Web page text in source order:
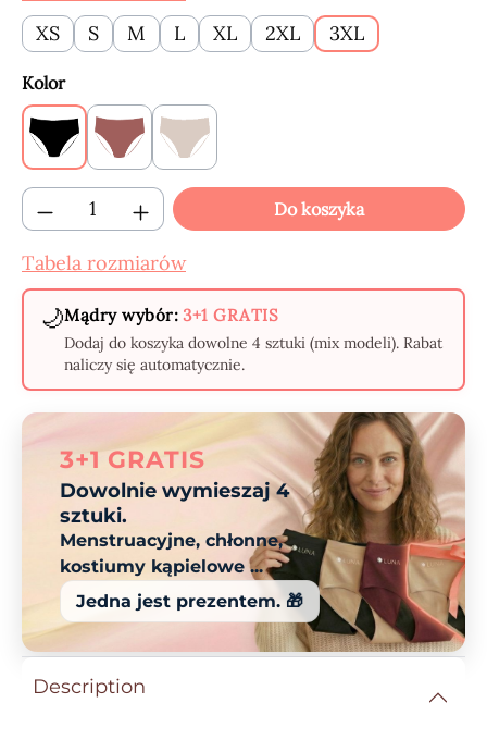
XS
S M L XL 2XL 3XL
Wybierz
Kolor
Black Claret
(Ta opcja jest obecnie niedostępna.)
Beige
(Ta opcja jest obecnie niedostępna.)
Ilość produktu: Wprowadź żądaną ilość
Do koszyka
Tabela rozmiarów
🌙Mądry wybór: 3+1 GRATIS
Dodaj do koszyka dowolne 4 sztuki (mix modeli). Rabat
naliczy się automatycznie.
3+1 GRATIS
Dowolnie wymieszaj 4
sztuki.
Menstruacyjne, chłonne,
kostiumy kąpielowe ...
Jedna jest prezentem. 🎁
Description